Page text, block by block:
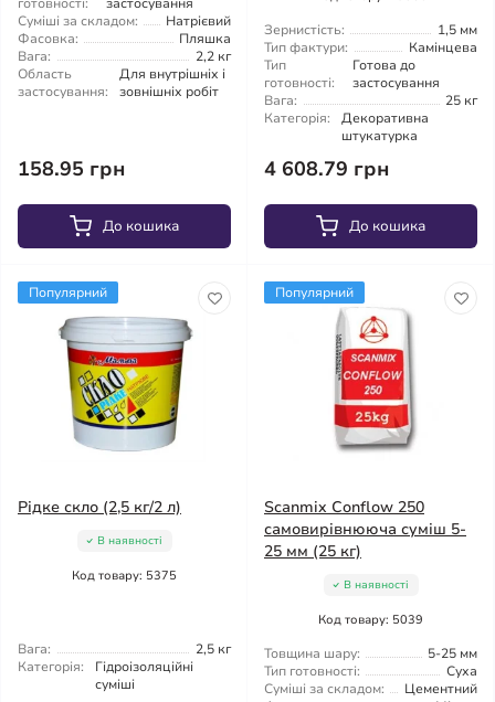
Суміші за складом:
Натрієвий
Фасовка:
Пляшка
Вага:
2,2 кг
Область
застосування:
Для внутрішніх і
зовнішніх робіт
158.95 грн
До кошика
Зернистість:
1,5 мм
Тип фактури:
Камінцева
Тип
готовності:
Готова до
застосування
Вага:
25 кг
Категорія:
Декоративна
штукатурка
4 608.79 грн
До кошика
Популярний
Рідке скло (2,5 кг/2 л)
В наявності
Код товару: 5375
Вага:
2,5 кг
Категорія:
Гідроізоляційні
суміші
Популярний
Scanmix Conflow 250
самовирівнююча суміш 5-
25 мм (25 кг)
В наявності
Код товару: 5039
Товщина шару:
5-25 мм
Тип готовності:
Суха
Суміші за складом:
Цементний